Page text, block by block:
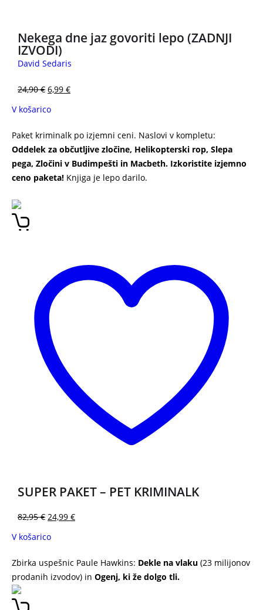
Nekega dne jaz govoriti lepo (ZADNJI
IZVODI)
David Sedaris
24,90€ 6,99 €
V košarico
Paket kriminalk po izjemni ceni. Naslovi v kompletu:
Oddelek za občutljive zločine, Helikopterski rop, Slepa
pega, Zločini v Budimpešti in Macbeth. Izkoristite izjemno
ceno paketa! Knjiga je lepo darilo.
SUPER PAKET – PET KRIMINALK
82,95€ 24,99 €
V košarico
Zbirka uspešnic Paule Hawkins: Dekle na vlaku (23 milijonov
prodanih izvodov) in Ogenj, ki že dolgo tli.